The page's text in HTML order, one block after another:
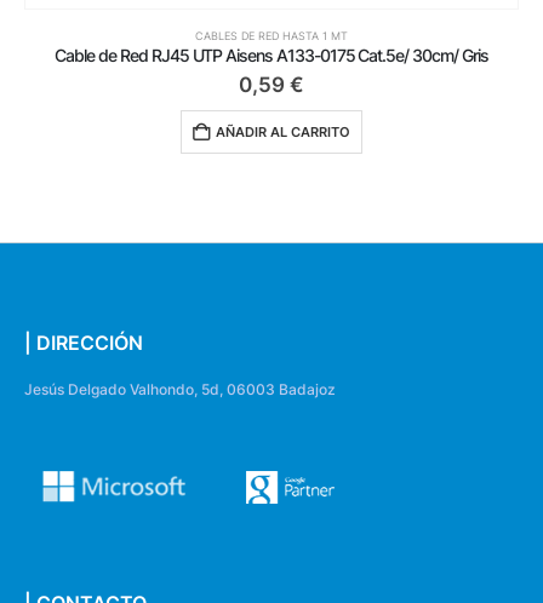
CABLES DE RED HASTA 1 MT
Cable de Red RJ45 UTP Aisens A133-0175 Cat.5e/ 30cm/ Gris
0,59 €
AÑADIR AL CARRITO
| DIRECCIÓN
Jesús Delgado Valhondo, 5d, 06003 Badajoz